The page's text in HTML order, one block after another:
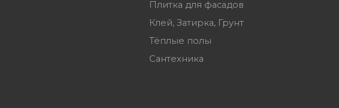
Плитка для фасадов
Клей, Затирка, Грунт
Тёплые полы
Сантехника